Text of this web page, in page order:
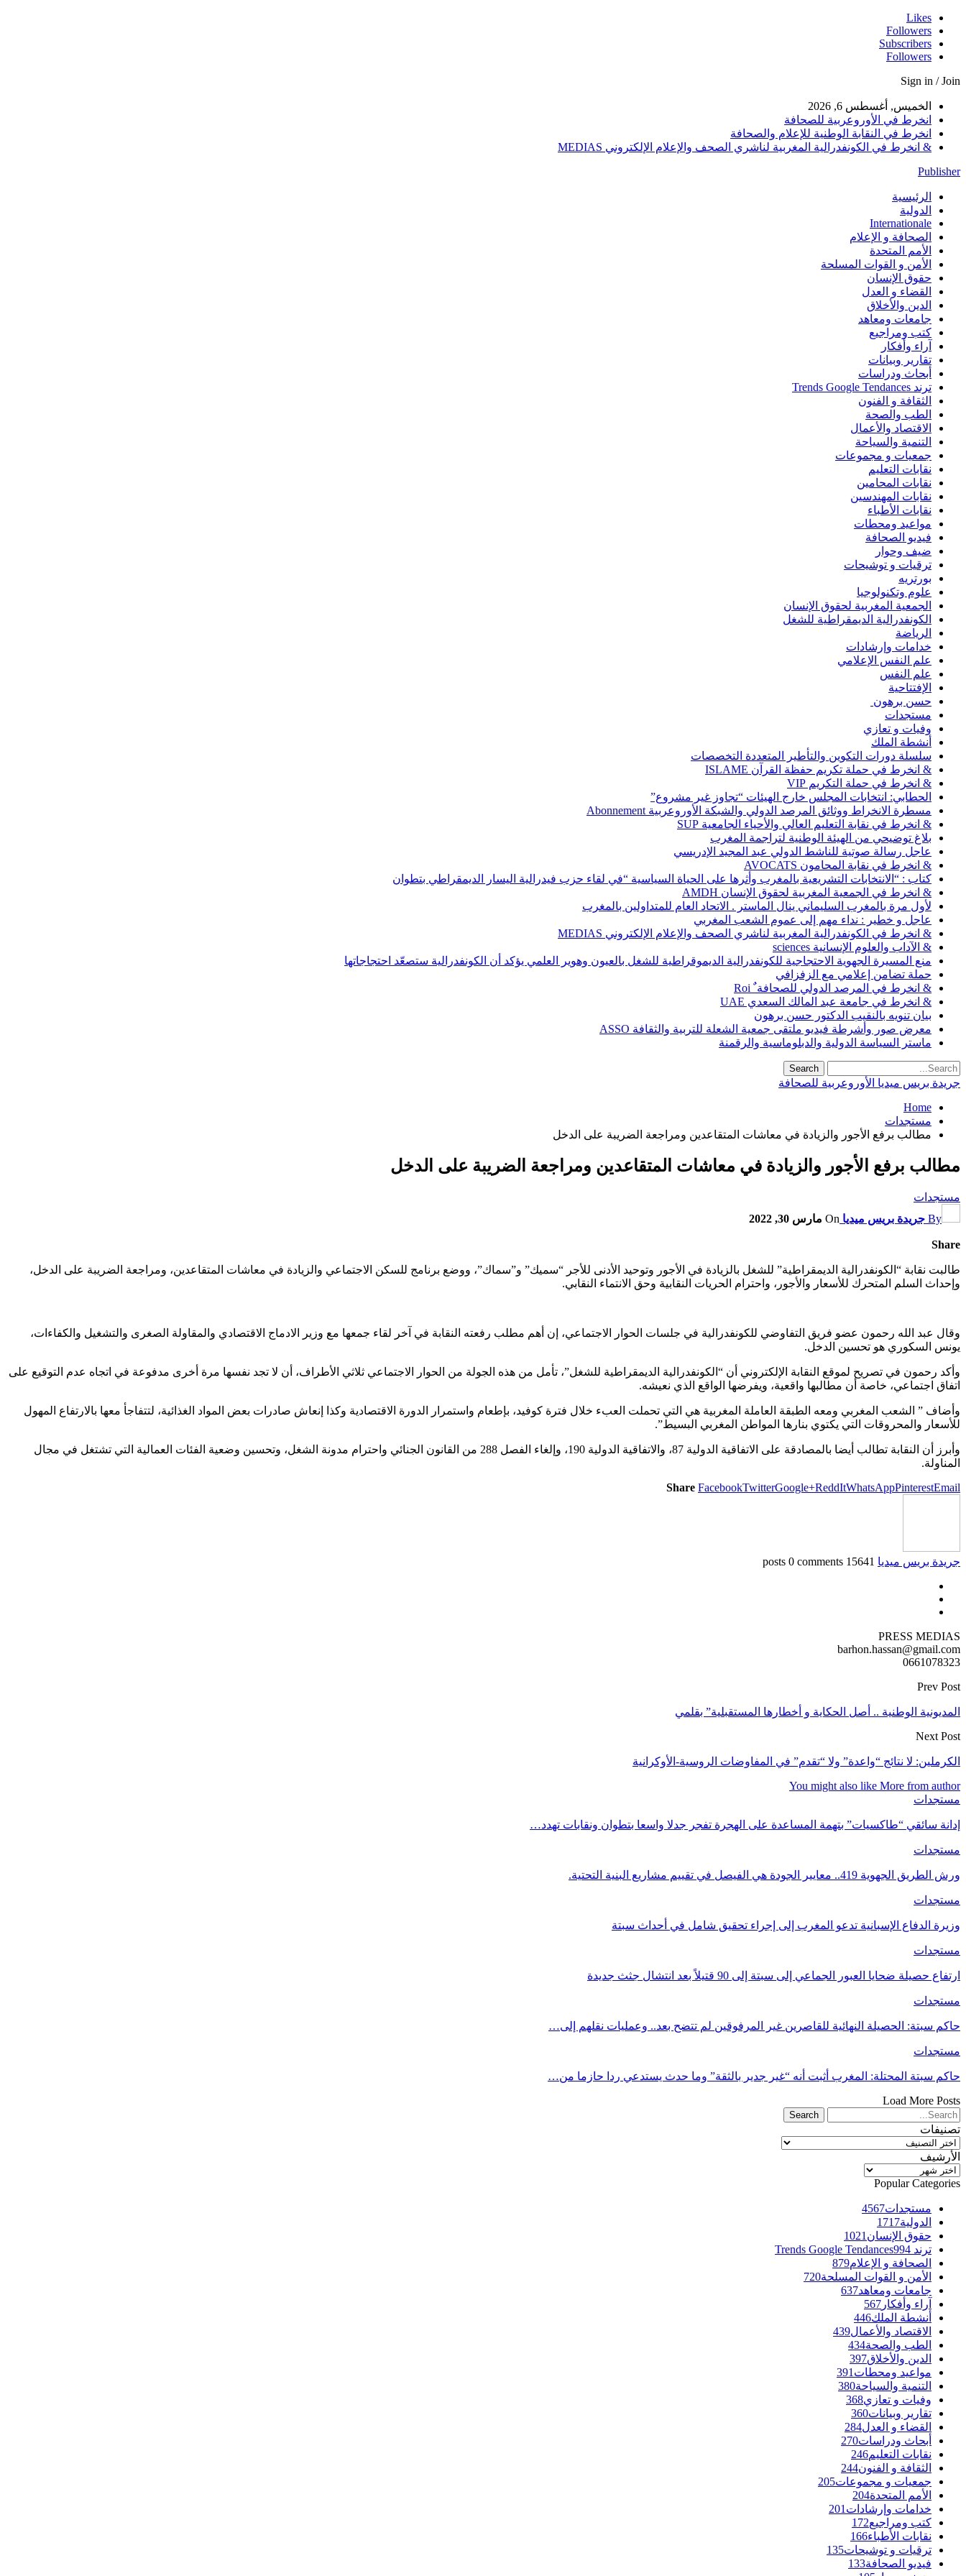
Likes
Followers
Subscribers
Followers
Sign in / Join
الخميس, أغسطس 6, 2026
انخرط في الأوروعربية للصحافة
انخرط في النقابة الوطنية للإعلام والصحافة
& انخرط في الكونفدرالية المغربية لناشري الصحف والإعلام الإلكتروني MEDIAS
Publisher
الرئيسية
الدولية
Internationale
الصحافة و الإعلام
الأمم المتحدة
الأمن و القوات المسلحة
حقوق الإنسان
القضاء و العدل
الدين والأخلاق
جامعات ومعاهد
كتب ومراجيع
آراء وأفكار
تقارير وبيانات
أبحاث ودراسات
ترند Trends Google Tendances
الثقافة و الفنون
الطب والصحة
الاقتصاد والأعمال
التنمية والسياحة
جمعيات و مجموعات
نقابات التعليم
نقابات المحامين
نقابات المهندسين
نقابات الأطباء
مواعيد ومحطات
فيديو الصحافة
ضيف وحوار
ترقيات و توشيحات
بورتريه
علوم وتكنولوجيا
الجمعية المغربية لحقوق الإنسان
الكونفدرالية الديمقراطية للشغل
الرياضة
خدامات وإرشادات
علم النفس الإعلامي
علم النفس
الإفتتاحية
حسن برهون
مستجدات
وفيات و تعازي
أنشطة الملك
سلسلة دورات التكوين والتأطير المتعددة التخصصات
& انخرط في حملة تكريم حفظة القرآن ISLAME
& انخرط في حملة التكريم VIP
الحطابي: انتخابات المجلس خارج الهيئات “تجاوز غير مشروع”
مسطرة الانخراط ووثائق المرصد الدولي والشبكة الأوروعربية Abonnement
& انخرط في نقابة التعليم العالي والأحياء الجامعية SUP
بلاغ توضيحي من الهيئة الوطنية لتراجمة المغرب
عاجل رسالة صوتية للناشط الدولي عبد المجيد الإدريسي
& انخرط في نقابة المحامون AVOCATS
كتاب : “الانتخابات التشريعية بالمغرب وأثرها على الحياة السياسية “في لقاء حزب فيدرالية اليسار الديمقراطي بتطوان
& انخرط في الجمعية المغربية لحقوق الإنسان AMDH
لأول مرة بالمغرب السليماني ينال الماستر . الاتحاد العام للمتداولين بالمغرب
عاجل و خطير : نداء مهم إلى عموم الشعب المغربي
& انخرط في الكونفدرالية المغربية لناشري الصحف والإعلام الإلكتروني MEDIAS
& الآداب والعلوم الإنسانية sciences
منع المسيرة الجهوية الاحتجاجية للكونفدرالية الديموقراطية للشغل بالعيون وهوير العلمي يؤكد أن الكونفدرالية ستصعّد احتجاجاتها
حملة تضامن إعلامي مع الزفزافي
& انخرط في المرصد الدولي للصحافة ٌ Roi
& انخرط في جامعة عبد المالك السعدي UAE
بيان تنويه بالنقيب الدكتور حسن برهون
معرض صور وأشرطة فيديو ملتقى جمعية الشعلة للتربية والثقافة ASSO
ماستر السياسة الدولية والدبلوماسية والرقمنة
جريدة بريس ميديا الأوروعربية للصحافة
Home
مستجدات
مطالب برفع الأجور والزيادة في معاشات المتقاعدين ومراجعة الضريبة على الدخل
مطالب برفع الأجور والزيادة في معاشات المتقاعدين ومراجعة الضريبة على الدخل
مستجدات
By جريدة بريس ميديا On مارس 30, 2022
Share
طالبت نقابة “الكونفدرالية الديمقراطية” للشغل بالزيادة في الأجور وتوحيد الأدنى للأجر “سميك” و”سماك”، ووضع برنامج للسكن الاجتماعي والزيادة في معاشات المتقاعدين، ومراجعة الضريبة على الدخل،
وإحداث السلم المتحرك للأسعار والأجور، واحترام الحريات النقابية وحق الانتماء النقابي.
وقال عبد الله رحمون عضو فريق التفاوضي للكونفدرالية في جلسات الحوار الاجتماعي، إن أهم مطلب رفعته النقابة في آخر لقاء جمعها مع وزير الادماج الاقتصادي والمقاولة الصغرى والتشغيل والكفاءات،
يونس السكوري هو تحسين الدخل.
وأكد رحمون في تصريح لموقع النقابة الإلكتروني أن “الكونفدرالية الديمقراطية للشغل”، تأمل من هذه الجولة من الحوار الاجتماعي ثلاثي الأطراف، أن لا تجد نفسها مرة أخرى مدفوعة في اتجاه عدم التوقيع على
اتفاق اجتماعي، خاصة أن مطالبها واقعية، ويفرضها الواقع الذي نعيشه.
وأضاف ” الشعب المغربي ومعه الطبقة العاملة المغربية هي التي تحملت العبء خلال فترة كوفيد، بإطعام واستمرار الدورة الاقتصادية وكذا إنعاش صادرات بعض المواد الغذائية، لتتفاجأ معها بالارتفاع المهول
للأسعار والمحروقات التي يكتوي بنارها المواطن المغربي البسيط”.
وأبرز أن النقابة تطالب أيضا بالمصادقة على الاتفاقية الدولية 87، والاتفاقية الدولية 190، وإلغاء الفصل 288 من القانون الجنائي واحترام مدونة الشغل، وتحسين وضعية الفئات العمالية التي تشتغل في مجال
المناولة.
Share FacebookTwitterGoogle+ReddItWhatsAppPinterestEmail
جريدة بريس ميديا 15641 posts
0 comments
PRESS MEDIAS
barhon.hassan@gmail.com
0661078323
Prev Post
المديونية الوطنية .. أصل الحكاية و أخطارها المستقبلية” بقلمي
Next Post
الكرملين: لا نتائج “واعدة” ولا “تقدم” في المفاوضات الروسية-الأوكرانية
You might also like More from author
مستجدات
إدانة سائقي “طاكسيات” بتهمة المساعدة على الهجرة تفجر جدلا واسعا بتطوان ونقابات تهدد…
مستجدات
ورش الطريق الجهوية 419.. معايير الجودة هي الفيصل في تقييم مشاريع البنية التحتية.
مستجدات
وزيرة الدفاع الإسبانية تدعو المغرب إلى إجراء تحقيق شامل في أحداث سبتة
مستجدات
ارتفاع حصيلة ضحايا العبور الجماعي إلى سبتة إلى 90 قتيلاً بعد انتشال جثث جديدة
مستجدات
حاكم سبتة: الحصيلة النهائية للقاصرين غير المرفوقين لم تتضح بعد.. وعمليات نقلهم إلى…
مستجدات
حاكم سبتة المحتلة: المغرب أثبت أنه “غير جدير بالثقة” وما حدث يستدعي ردا حازما من…
Load More Posts
تصنيفات
تصنيفات
الأرشيف
الأرشيف
Popular Categories
مستجدات4567
الدولية1717
حقوق الإنسان 1021
ترند Trends Google Tendances 994
الصحافة و الإعلام879
الأمن و القوات المسلحة720
جامعات ومعاهد637
آراء وأفكار 567
أنشطة الملك446
الاقتصاد والأعمال439
الطب والصحة434
الدين والأخلاق397
مواعيد ومحطات 391
التنمية والسياحة380
وفيات و تعازي368
تقارير وبيانات360
القضاء و العدل284
أبحاث ودراسات270
نقابات التعليم246
الثقافة و الفنون244
جمعيات و مجموعات205
الأمم المتحدة204
خدامات وإرشادات 201
كتب ومراجيع172
نقابات الأطباء166
ترقيات و توشيحات135
فيديو الصحافة133